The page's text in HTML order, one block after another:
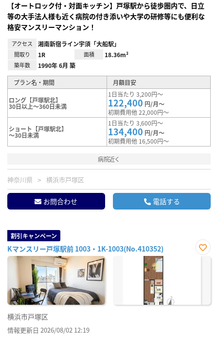
【オートロック付・対面キッチン】戸塚駅から徒歩圏内で、日立
等の大手法人様も近く病院の付き添いや大学の研修等にも便利な
格安マンスリーマンション！
アクセス 湘南新宿ライン宇須「大船駅」
間取り 1R 面積 18.36m²
築年数 1990年 6月 築
プラン名・期間 月額目安
ロング【戸塚駅北】
30日以上～360日未満
1日当たり 3,200円～
122,400 円/月～
初期費用他 22,000円～
ショート【戸塚駅北】
～30日未満
1日当たり 3,600円～
134,400 円/月～
初期費用他 16,500円～
病院近く
神奈川県 横浜市戸塚区
お問合わせ 電話する
割引キャンペーン
Kマンスリー戸塚駅前 1003・1K-1003(No.410352)
お気
横浜市戸塚区
情報更新日 2026/08/02 12:19